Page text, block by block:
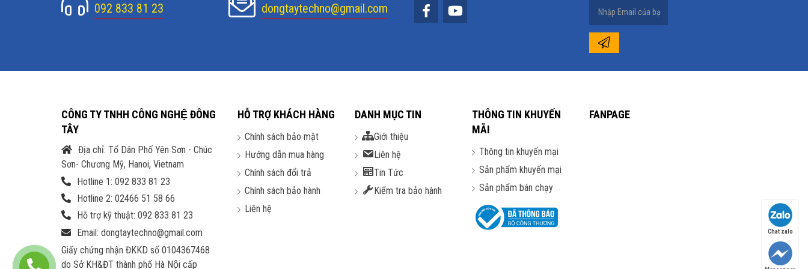
Độ cong 1500R
AORUS CV27F là một trong những màn hình đầu tiên sử dụng tấm nền cong 1500R. Độ cong 1500R mang đến cho bạn cảm giác đắm
chìm giống như bạn đang nhìn vào thế giới thực.
092 833 81 23 dongtaytechno@gmail.com
CÔNG TY TNHH CÔNG NGHỆ ĐÔNG
TÂY
Địa chỉ: Tổ Dân Phố Yên Sơn - Chúc
Sơn- Chương Mỹ, Hanoi, Vietnam
Hotline 1: 092 833 81 23
Hotline 2: 02466 51 58 66
Hỗ trợ kỹ thuật: 092 833 81 23
Email: dongtaytechno@gmail.com
Giấy chứng nhận ĐKKD số 0104367468
do Sở KH&ĐT thành phố Hà Nội cấp
HỖ TRỢ KHÁCH HÀNG
Chính sách bảo mật
Hướng dẫn mua hàng
Chính sách đổi trả
Chính sách bảo hành
Liên hệ
DANH MỤC TIN
Giới thiệu
Liên hệ
Tin Tức
Kiểm tra bảo hành
THÔNG TIN KHUYẾN
MÃI
Thông tin khuyến mại
Sản phẩm khuyến mại
Sản phẩm bán chạy
FANPAGE
Chat zalo